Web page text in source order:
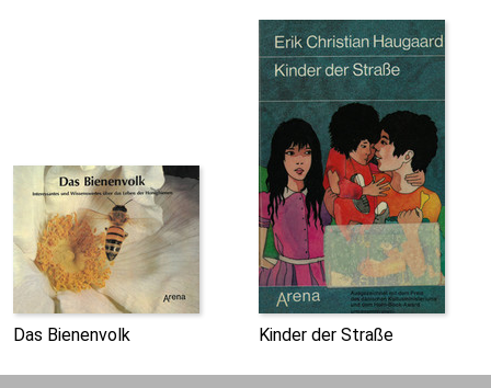
Das Bienenvolk Kinder der Straße